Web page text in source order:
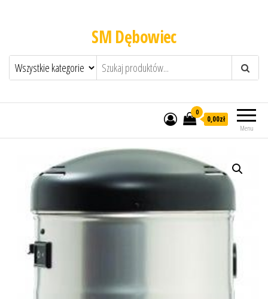
SM Dębowiec
Menu
0
0,00zł